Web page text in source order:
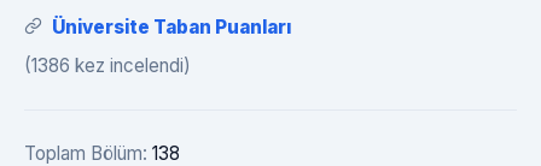
Üniversite Taban Puanları
(1386 kez incelendi)
Toplam Bölüm: 138